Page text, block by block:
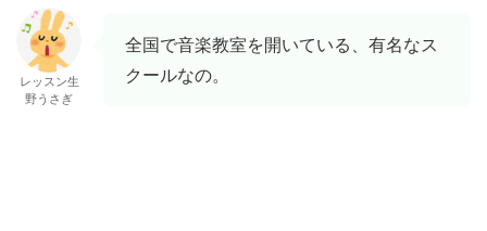
レッスン生
野うさぎ
全国で音楽教室を開いている、有名なス
クールなの。